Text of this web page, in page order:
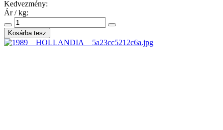
Kedvezmény:
Ár / kg: